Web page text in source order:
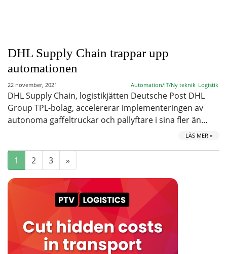
DHL Supply Chain trappar upp
automationen
22 november, 2021 Automation/IT/Ny teknik Logistik
DHL Supply Chain, logistikjätten Deutsche Post DHL
Group TPL-bolag, accelererar implementeringen av
autonoma gaffeltruckar och pallyftare i sina fler än…
LÄS MER »
1 2 3 »